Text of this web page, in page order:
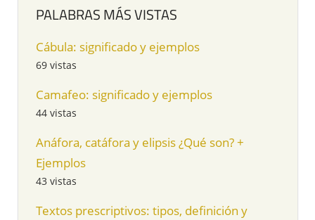
PALABRAS MÁS VISTAS
Cábula: significado y ejemplos
69 vistas
Camafeo: significado y ejemplos
44 vistas
Anáfora, catáfora y elipsis ¿Qué son? +
Ejemplos
43 vistas
Textos prescriptivos: tipos, definición y